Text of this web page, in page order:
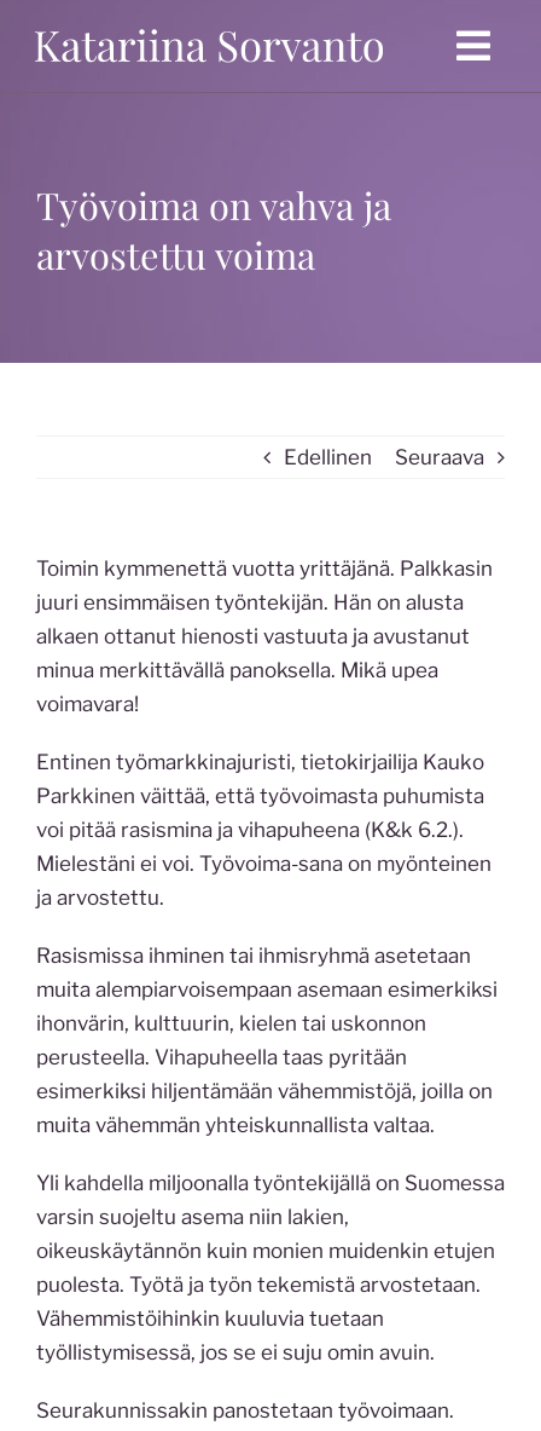
Politiikka
Ansioluettelo
Työvoima on vahva ja
arvostettu voima
Edellinen Seuraava
Toimin kymmenettä vuotta yrittäjänä. Palkkasin
juuri ensimmäisen työntekijän. Hän on alusta
alkaen ottanut hienosti vastuuta ja avustanut
minua merkittävällä panoksella. Mikä upea
voimavara!
Entinen työmarkkinajuristi, tietokirjailija Kauko
Parkkinen väittää, että työvoimasta puhumista
voi pitää rasismina ja vihapuheena (K&k 6.2.).
Mielestäni ei voi. Työvoima-sana on myönteinen
ja arvostettu.
Rasismissa ihminen tai ihmisryhmä asetetaan
muita alempiarvoisempaan asemaan esimerkiksi
ihonvärin, kulttuurin, kielen tai uskonnon
perusteella. Vihapuheella taas pyritään
esimerkiksi hiljentämään vähemmistöjä, joilla on
muita vähemmän yhteiskunnallista valtaa.
Yli kahdella miljoonalla työntekijällä on Suomessa
varsin suojeltu asema niin lakien,
oikeuskäytännön kuin monien muidenkin etujen
puolesta. Työtä ja työn tekemistä arvostetaan.
Vähemmistöihinkin kuuluvia tuetaan
työllistymisessä, jos se ei suju omin avuin.
Seurakunnissakin panostetaan työvoimaan.